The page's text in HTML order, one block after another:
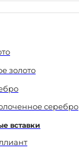
золото
серебро
вставки